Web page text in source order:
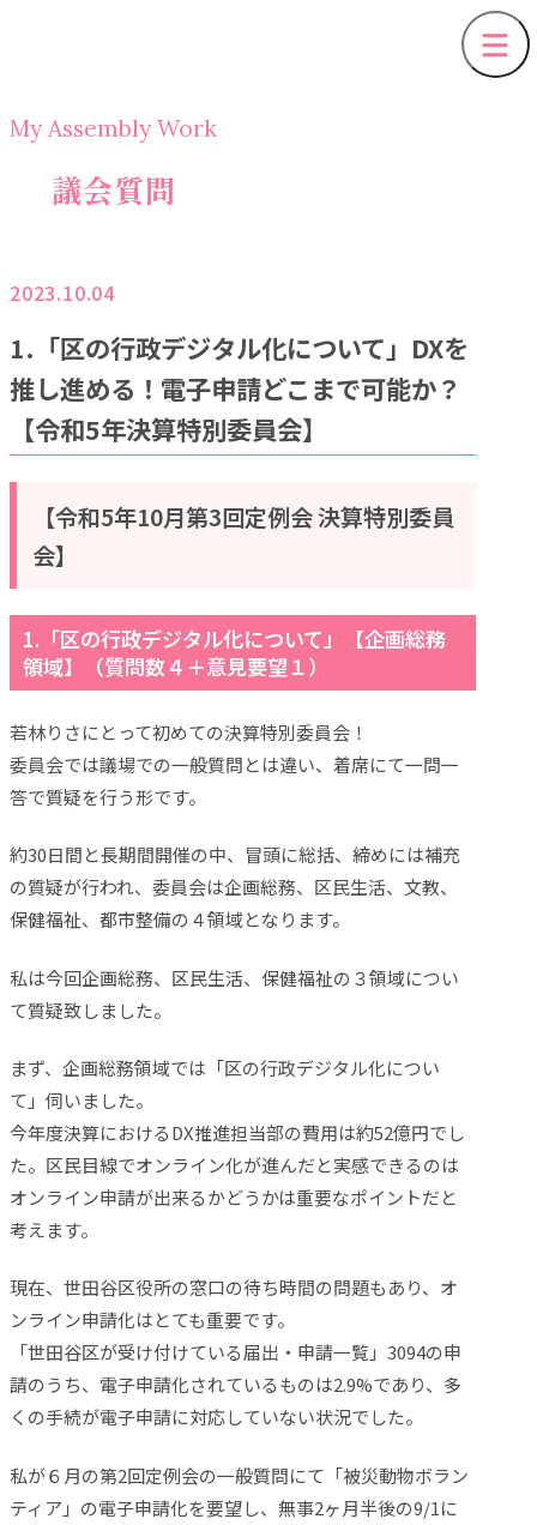
My Assembly Work
議会質問
2023.10.04
1.「区の行政デジタル化について」DXを
推し進める！電子申請どこまで可能か？
【令和5年決算特別委員会】
【令和5年10月第3回定例会 決算特別委員
会】
1.「区の行政デジタル化について」【企画総務
領域】（質問数４＋意見要望１）
若林りさにとって初めての決算特別委員会！
委員会では議場での一般質問とは違い、着席にて一問一
答で質疑を行う形です。
約30日間と長期間開催の中、冒頭に総括、締めには補充
の質疑が行われ、委員会は企画総務、区民生活、文教、
保健福祉、都市整備の４領域となります。
私は今回企画総務、区民生活、保健福祉の３領域につい
て質疑致しました。
まず、企画総務領域では「区の行政デジタル化につい
て」伺いました。
今年度決算におけるDX推進担当部の費用は約52億円でし
た。区民目線でオンライン化が進んだと実感できるのは
オンライン申請が出来るかどうかは重要なポイントだと
考えます。
現在、世田谷区役所の窓口の待ち時間の問題もあり、オ
ンライン申請化はとても重要です。
「世田谷区が受け付けている届出・申請一覧」3094の申
請のうち、電子申請化されているものは2.9%であり、多
くの手続が電子申請に対応していない状況でした。
私が６月の第2回定例会の一般質問にて「被災動物ボラン
ティア」の電子申請化を要望し、無事2ヶ月半後の9/1に